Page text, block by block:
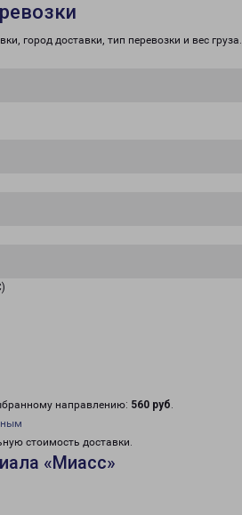
город доставки, тип перевозки и вес груза.
направлению: 560 руб.
стоимость доставки.
«Миасс»